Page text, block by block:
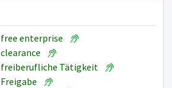
free enterprise
clearance
freiberufliche Tätigkeit
Freigabe